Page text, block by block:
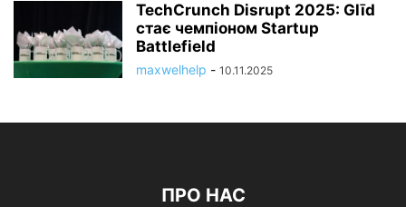
TechCrunch Disrupt 2025: Glīd
стає чемпіоном Startup
Battlefield
maxwelhelp - 10.11.2025
ПРО НАС